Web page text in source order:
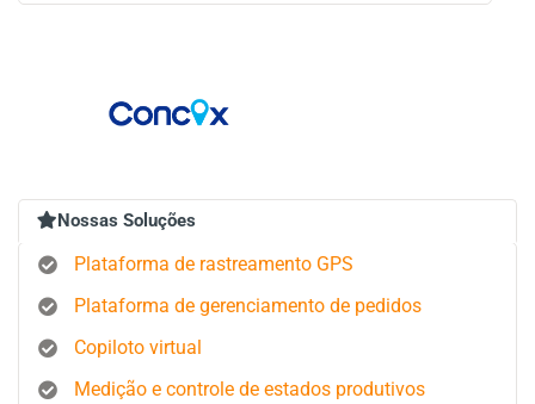
Nossas Soluções
Plataforma de rastreamento GPS
Plataforma de gerenciamento de pedidos
Copiloto virtual
Medição e controle de estados produtivos